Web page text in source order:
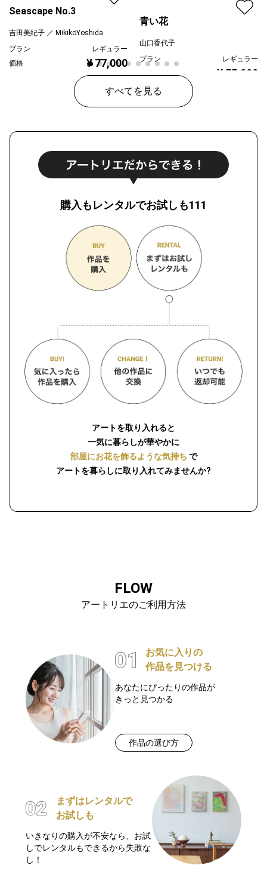
Seascape No.3
吉田美紀子 ／ MikikoYoshida
プラン
レギュラー
価格
¥ 77,000
青い花
山口香代子
プラン
レギュラー
価格
¥ 55,000
すべてを見る
購入もレンタルでお試しも111
アートを取り入れると
一気に暮らしが華やかに
部屋にお花を飾るような気持ち で
アートを暮らしに取り入れてみませんか?
FLOW
アートリエのご利用方法
お気に入りの
作品を見つける
あなたにぴったりの作品が
きっと見つかる
作品の選び方
まずはレンタルで
お試しも
いきなりの購入が不安なら、お試
しでレンタルもできるから失敗な
し！